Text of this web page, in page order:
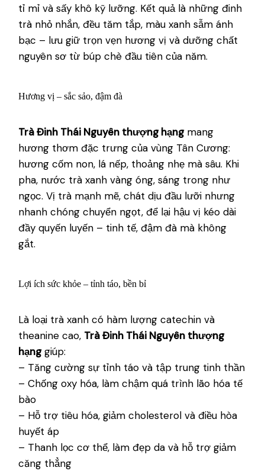
tỉ mỉ và sấy khô kỹ lưỡng. Kết quả là những đinh
trà nhỏ nhắn, đều tăm tắp, màu xanh sẫm ánh
bạc – lưu giữ trọn vẹn hương vị và dưỡng chất
nguyên sơ từ búp chè đầu tiên của năm.
Hương vị – sắc sảo, đậm đà
Trà Đinh Thái Nguyên thượng hạngmang
hương thơm đặc trưng của vùng Tân Cương:
hương cốm non, lá nếp, thoảng nhẹ mà sâu. Khi
pha, nước trà xanh vàng óng, sáng trong như
ngọc. Vị trà mạnh mẽ, chát dịu đầu lưỡi nhưng
nhanh chóng chuyển ngọt, để lại hậu vị kéo dài
đầy quyến luyến – tinh tế, đậm đà mà không
gắt.
Lợi ích sức khỏe – tỉnh táo, bền bỉ
Là loại trà xanh có hàm lượng catechin và
theanine cao, Trà Đinh Thái Nguyên thượng
hạnggiúp:
– Tăng cường sự tỉnh táo và tập trung tinh thần
– Chống oxy hóa, làm chậm quá trình lão hóa tế
bào
– Hỗ trợ tiêu hóa, giảm cholesterol và điều hòa
huyết áp
– Thanh lọc cơ thể, làm đẹp da và hỗ trợ giảm
căng thẳng